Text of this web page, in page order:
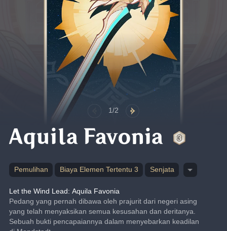
1/2
Aquila Favonia
Pemulihan Biaya Elemen Tertentu 3 Senjata
Let the Wind Lead: Aquila Favonia
Pedang yang pernah dibawa oleh prajurit dari negeri asing
yang telah menyaksikan semua kesusahan dan deritanya.
Sebuah bukti pencapaiannya dalam menyebarkan keadilan